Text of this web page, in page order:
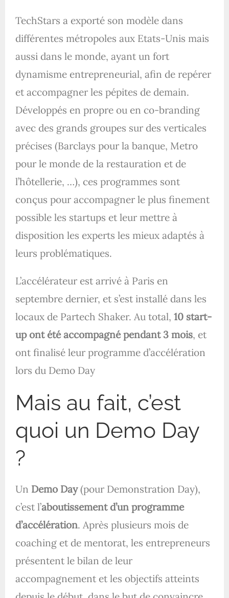
TechStars a exporté son modèle dans
différentes métropoles aux Etats-Unis mais
aussi dans le monde, ayant un fort
dynamisme entrepreneurial, afin de repérer
et accompagner les pépites de demain.
Développés en propre ou en co-branding
avec des grands groupes sur des verticales
précises (Barclays pour la banque, Metro
pour le monde de la restauration et de
l’hôtellerie, …), ces programmes sont
conçus pour accompagner le plus finement
possible les startups et leur mettre à
disposition les experts les mieux adaptés à
leurs problématiques.
L’accélérateur est arrivé à Paris en
septembre dernier, et s’est installé dans les
locaux de Partech Shaker. Au total, 10 start-
up ont été accompagné pendant 3 mois, et
ont finalisé leur programme d’accélération
lors du Demo Day
Mais au fait, c’est
quoi un Demo Day
?
Un Demo Day(pour Demonstration Day),
c’est l’aboutissement d’un programme
d’accélération. Après plusieurs mois de
coaching et de mentorat, les entrepreneurs
présentent le bilan de leur
accompagnement et les objectifs atteints